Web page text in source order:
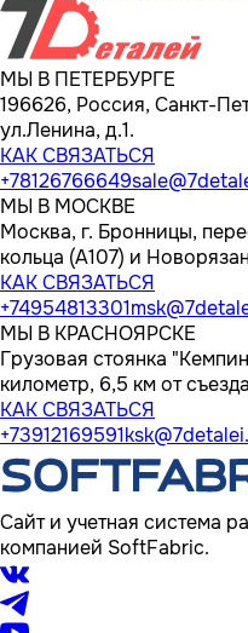
МЫ В ПЕТЕРБУРГЕ
196626, Россия, Санкт-
ул.Ленина, д.1.
КАК СВЯЗАТЬСЯ
+78126766649
МЫ В МОСКВЕ
Москва, г. Бронницы,
кольца (А107) и
КАК СВЯЗАТЬСЯ
+74954813301
МЫ В КРАСНОЯРСКЕ
Грузовая стоянка
километр, 6,5 км от
КАК СВЯЗАТЬСЯ
+73912169591
Сайт и учетная система
компанией SoftFabric.